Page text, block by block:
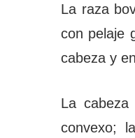
La raza
con pelaje
cabeza y
La
convexo;